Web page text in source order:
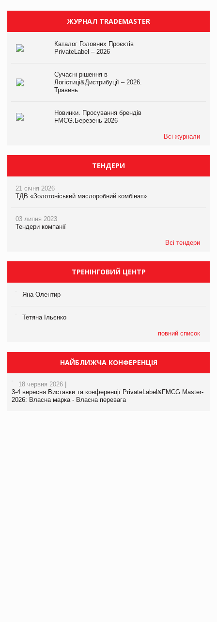
ЖУРНАЛ TRADEMASTER
Каталог Головних Проєктів
PrivateLabel – 2026
Сучасні рішення в
Логістиці&Дистрибуції – 2026.
Травень
Новинки. Просування брендів
FMCG.Березень 2026
Всі журнали
ТЕНДЕРИ
21 січня 2026
ТДВ «Золотоніський маслоробний комбінат»
03 липня 2023
Тендери компанії
Всі тендери
ТРЕНІНГОВИЙ ЦЕНТР
Яна Олентир
Тетяна Ільєнко
повний список
НАЙБЛИЖЧА КОНФЕРЕНЦІЯ
18 червня 2026 |
3-4 вересня Виставки та конференції PrivateLabel&FMCG Master-
2026: Власна марка - Власна перевага